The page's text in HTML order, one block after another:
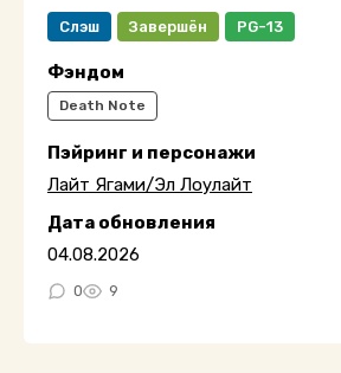
Слэш Завершён PG-13
Фэндом
Death Note
Пэйринг и персонажи
Лайт Ягами/Эл Лоулайт
Дата обновления
04.08.2026
0 9